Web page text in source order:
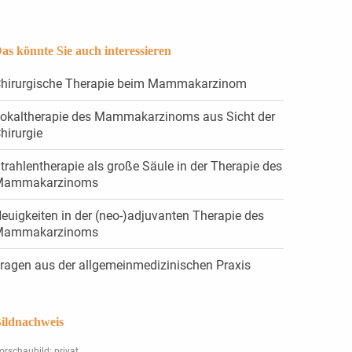
könnte Sie auch interessieren
Therapie beim Mammakarzinom
des Mammakarzinoms aus Sicht der
als große Säule in der Therapie des
in der (neo-)adjuvanten Therapie des
aus der allgemeinmedizinischen Praxis